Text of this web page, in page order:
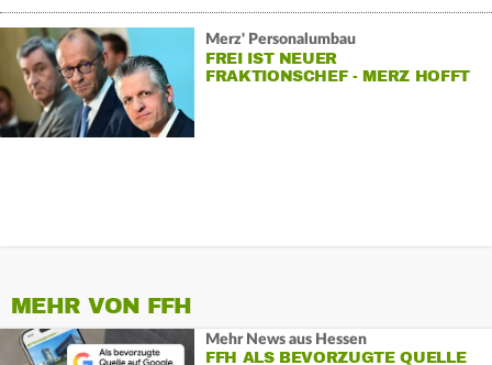
Merz' Personalumbau
FREI IST NEUER
FRAKTIONSCHEF - MERZ HOFFT
MEHR VON FFH
Mehr News aus Hessen
FFH ALS BEVORZUGTE QUELLE